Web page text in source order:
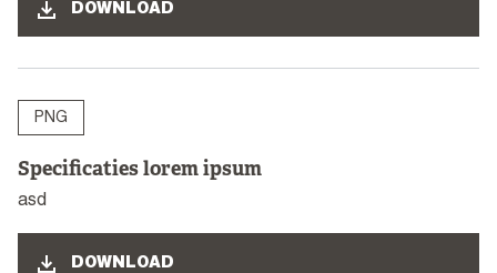
DOWNLOAD
PNG
Specificaties lorem ipsum
asd
DOWNLOAD